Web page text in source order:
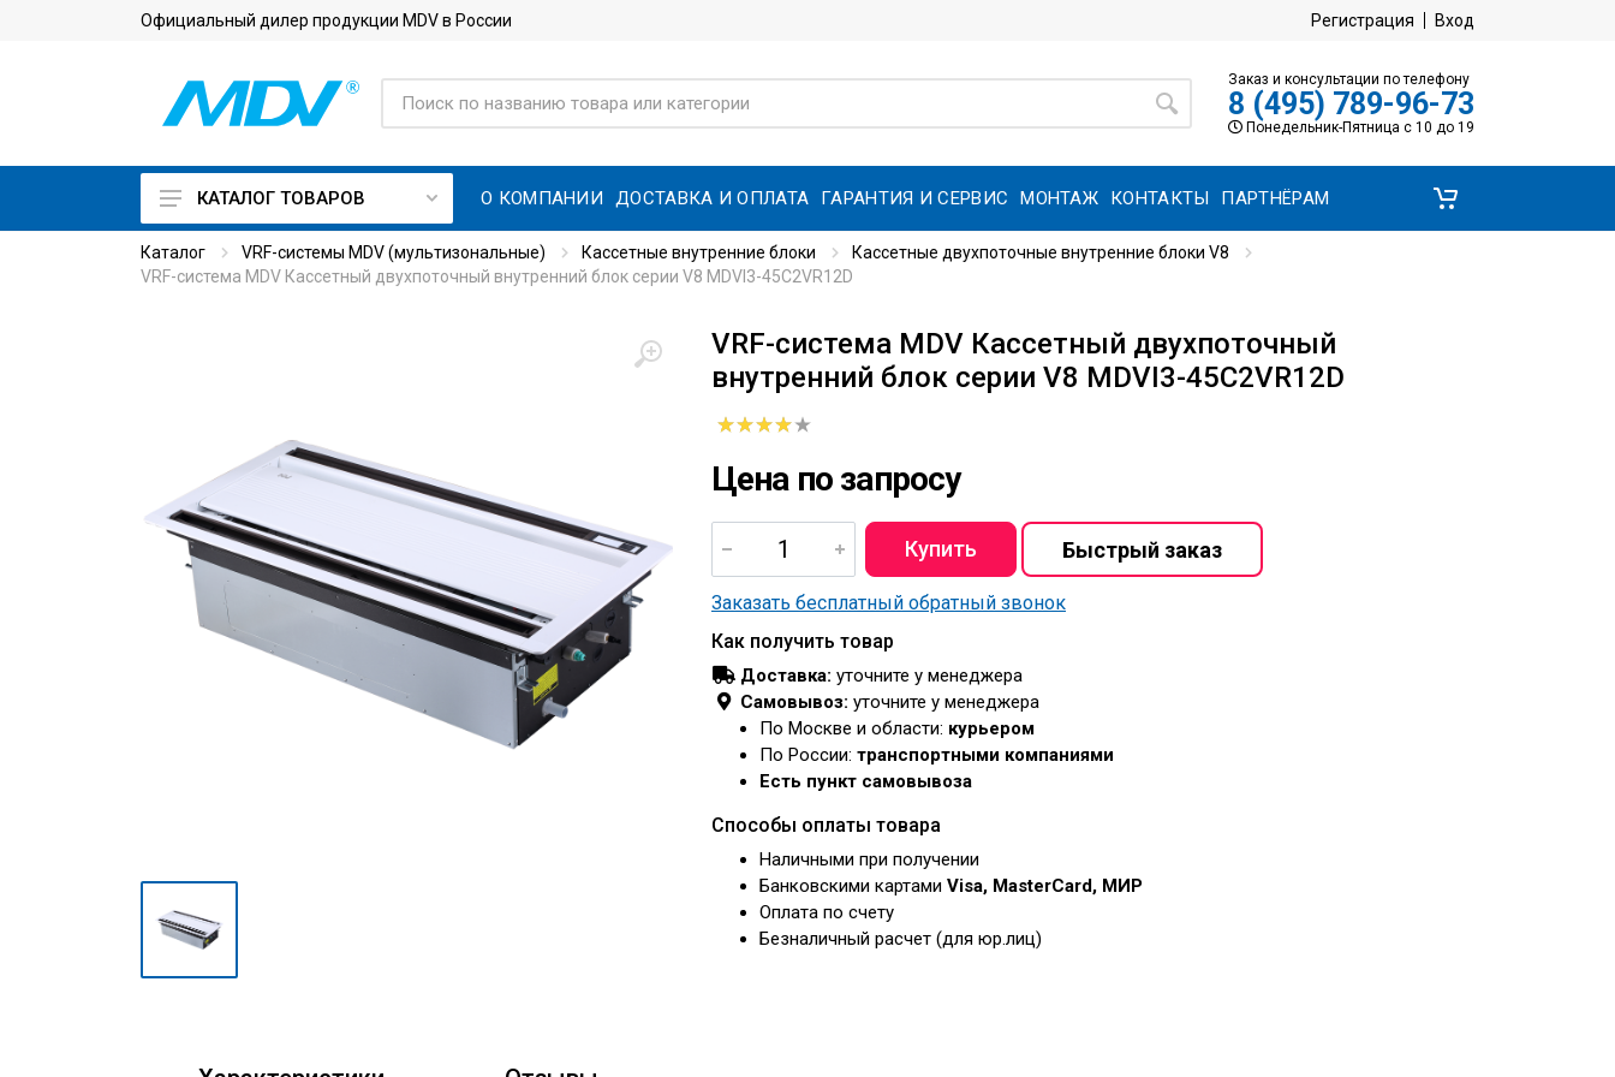
Официальный дилер продукции MDV в России Регистрация Вход
Заказ и консультации по телефону
8 (495) 789-96-73
Понедельник-Пятница с 10 до 19
On Off кондиционеры
комплектом
Тепловые насосы
Мульти сплит-системы
Полупромышленные сплит-
системы
Mini VRF-системы серия
Руфтопы
КАТАЛОГ ТОВАРОВ О КОМПАНИИ ДОСТАВКА И ОПЛАТА ГАРАНТИЯ И СЕРВИС МОНТАЖ КОНТАКТЫ ПАРТНЁРАМ
Каталог VRF-системы MDV (мультизональные) Кассетные внутренние блоки
Кассетные двухпоточные внутренние блоки V8
VRF-система MDV Кассетный двухпоточный внутренний блок серии V8 MDVI3-45C2VR12D
VRF-система MDV Кассетный двухпоточный
внутренний блок серии V8 MDVI3-45C2VR12D
Цена по запросу
Заказать бесплатный обратный звонок
Как получить товар
Доставка: уточните у менеджера
Самовывоз: уточните у менеджера
По Москве и области: курьером
По России: транспортными компаниями
Есть пункт самовывоза
Способы оплаты товара
Наличными при получении
Банковскими картами Visa, MasterCard, МИР
Оплата по счету
Безналичный расчет (для юр.лиц)